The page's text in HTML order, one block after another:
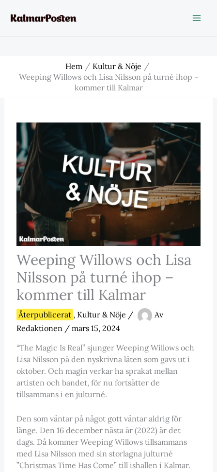
Hem
Kultur & Nöje
Weeping Willows och Lisa Nilsson på turné ihop –
kommer till Kalmar
Weeping Willows och Lisa
Nilsson på turné ihop –
kommer till Kalmar
Återpublicerat , Kultur & Nöje /
Av
Redaktionen / mars 15, 2024
“The Magic Is Real” sjunger Weeping Willows och
Lisa Nilsson på den nyskrivna låten som gavs ut i
oktober. Och magin verkar ha sprakat mellan
artisten och bandet, för nu fortsätter de
tillsammans i en julturné.
Den som väntar på något gott väntar aldrig för
länge. Den 16 december nästa år (2022) är det
dags. Då kommer Weeping Willows tillsammans
med Lisa Nilsson med sin storlagna julturné
”Christmas Time Has Come” till ishallen i Kalmar.